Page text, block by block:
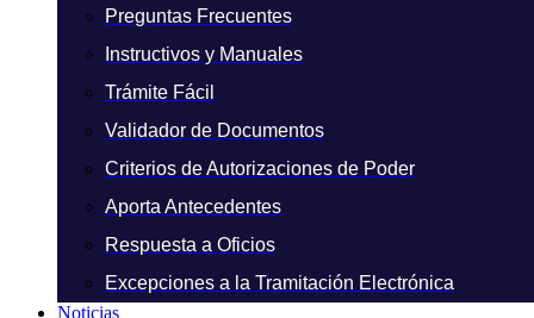
Preguntas Frecuentes
Instructivos y Manuales
Trámite Fácil
Validador de Documentos
Criterios de Autorizaciones de Poder
Aporta Antecedentes
Respuesta a Oficios
Excepciones a la Tramitación Electrónica
Noticias